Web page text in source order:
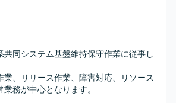
共同システム基盤維持保守作業に従事し
業、リリース作業、障害対応、リソース
務が中心となります。